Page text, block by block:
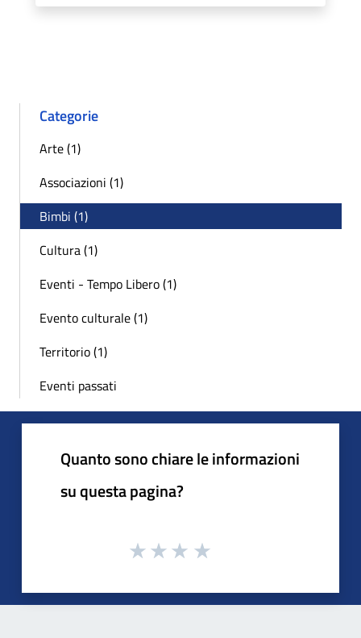
Categorie
Arte (1)
Associazioni (1)
Bimbi (1)
Cultura (1)
Eventi - Tempo Libero (1)
Evento culturale (1)
Territorio (1)
Eventi passati
Quanto sono chiare le informazioni
su questa pagina?